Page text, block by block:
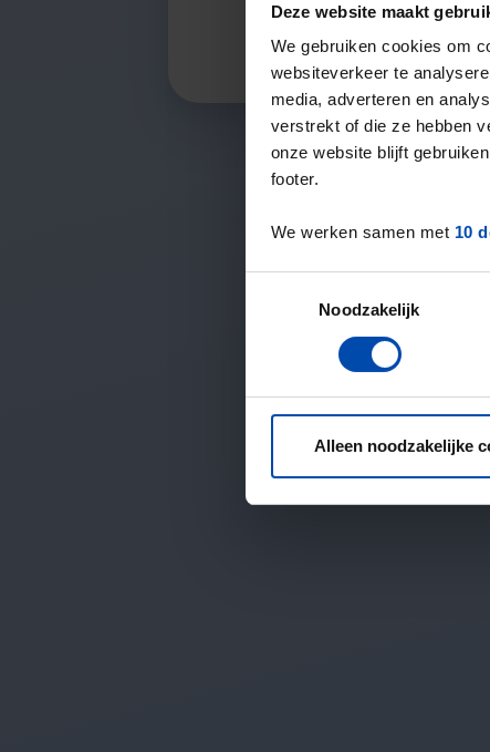
Deze website maakt
We gebruiken cookies om
websiteverkeer te
media, adverteren en
verstrekt of die ze hebben
onze website blijft
footer.
We werken samen met 10
Noodzakelijk
Alleen noodzakelijke